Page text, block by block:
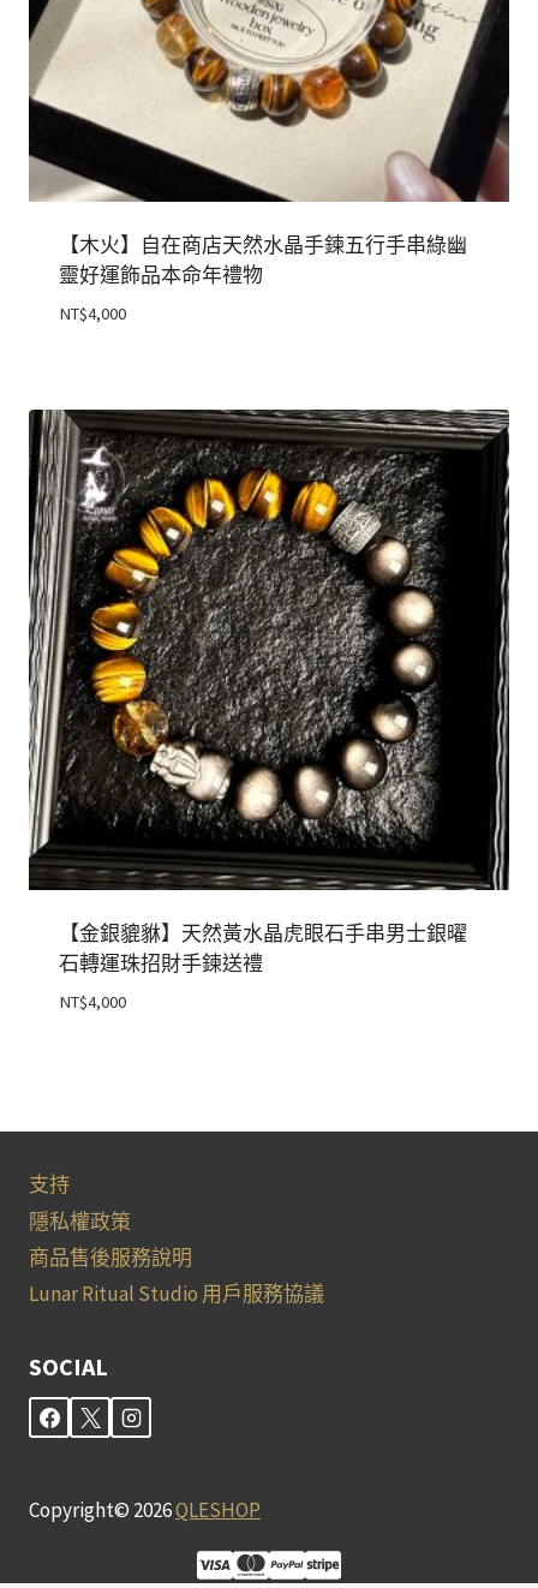
【木火】自在商店天然水晶手鍊五行手串綠幽
靈好運飾品本命年禮物
NT$4,000
【金銀貔貅】天然黃水晶虎眼石手串男士銀曜
石轉運珠招財手鍊送禮
NT$4,000
支持
隱私權政策
商品售後服務說明
Lunar Ritual Studio 用戶服務協議
SOCIAL
Copyright© 2026QLESHOP